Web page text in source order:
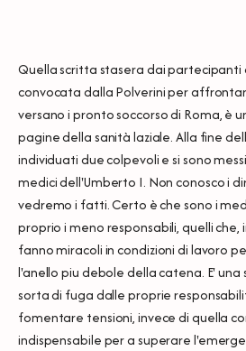
Quella scritta stasera dai partecipanti
convocata dalla Polverini per
versano i pronto soccorso di Roma, è
pagine della sanità laziale. Alla fine
individuati due colpevoli e si sono
medici dell'Umberto I. Non conosco i
vedremo i fatti. Certo è che sono i
proprio i meno responsabili, quelli
fanno miracoli in condizioni di lavoro
l'anello piu debole della catena. E'
sorta di fuga dalle proprie
fomentare tensioni, invece di quella
indispensabile per a superare